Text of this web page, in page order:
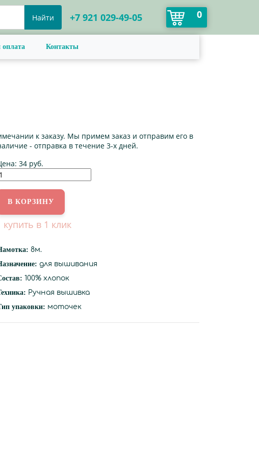
+7 921 029-49-05 0
Найти
оплата Контакты
к заказу. Мы примем заказ и отправим его в
- отправка в течение 3-х дней.
34 руб.
купить в 1 клик
8м.
для вышивания
100% хлопок
Ручная вышивка
упаковки: моточек